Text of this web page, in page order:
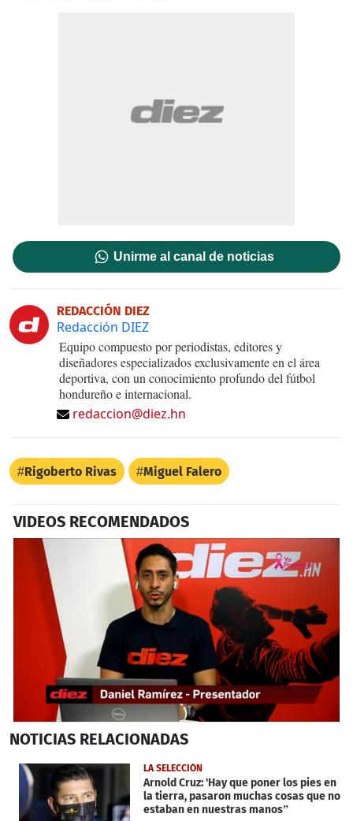
Unirme al canal de noticias
REDACCIÓN DIEZ
Redacción DIEZ
Equipo compuesto por periodistas, editores y
diseñadores especializados exclusivamente en el área
deportiva, con un conocimiento profundo del fútbol
hondureño e internacional.
redaccion@diez.hn
Rigoberto Rivas Miguel Falero
VIDEOS RECOMENDADOS
seconds
2
minutes,
seconds
NOTICIAS RELACIONADAS
LA SELECCIÓN
Arnold Cruz: 'Hay que poner los pies en
la tierra, pasaron muchas cosas que no
estaban en nuestras manos”